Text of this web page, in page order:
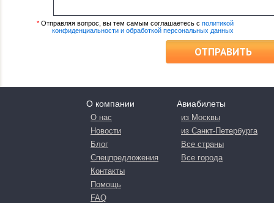
* Отправляя вопрос, вы тем самым соглашаетесь с политикой
конфиденциальности и обработкой персональных данных
ОТПРАВИТЬ
О компании
О нас
Новости
Блог
Спецпредложения
Контакты
Помощь
FAQ
Авиабилеты
из Москвы
из Санкт-Петербурга
Все страны
Все города